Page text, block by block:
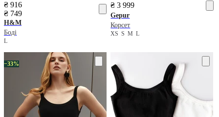
₴ 916
₴ 749
H&M
Боді
L
₴ 3 999
Gepur
Корсет
XSSML
−33%